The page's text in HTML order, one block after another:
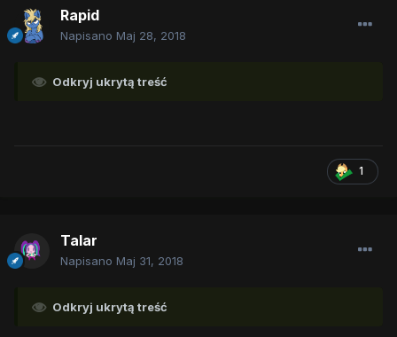
Rapid
Napisano Maj 28, 2018
Odkryj ukrytą treść
1
Talar
Napisano Maj 31, 2018
Odkryj ukrytą treść